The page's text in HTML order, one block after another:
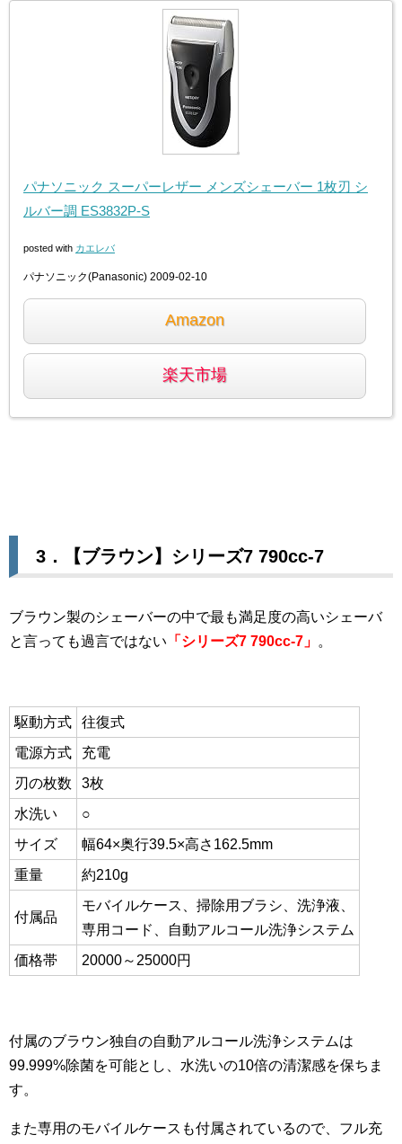
パナソニック スーパーレザー メンズシェーバー 1枚刃 シ
ルバー調 ES3832P-S
posted with カエレバ
パナソニック(Panasonic) 2009-02-10
Amazon
楽天市場
3．【ブラウン】シリーズ7 790cc-7
ブラウン製のシェーバーの中で最も満足度の高いシェーバ
と言っても過言ではない 「シリーズ7 790cc-7」 。
駆動方式
往復式
電源方式
充電
刃の枚数
3枚
水洗い
○
サイズ
幅64×奥行39.5×高さ162.5mm
重量
約210g
付属品
モバイルケース、掃除用ブラシ、洗浄液、
専用コード、自動アルコール洗浄システム
価格帯
20000～25000円
付属のブラウン独自の自動アルコール洗浄システムは
99.999%除菌を可能とし、水洗いの10倍の清潔感を保ちま
す。
また専用のモバイルケースも付属されているので、フル充